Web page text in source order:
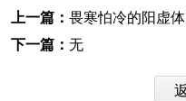
上一篇： 畏寒怕冷的阳虚体质
下一篇： 无